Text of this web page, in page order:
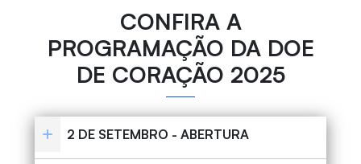
CONFIRA A
PROGRAMAÇÃO DA DOE
DE CORAÇÃO 2025
2 DE SETEMBRO - ABERTURA